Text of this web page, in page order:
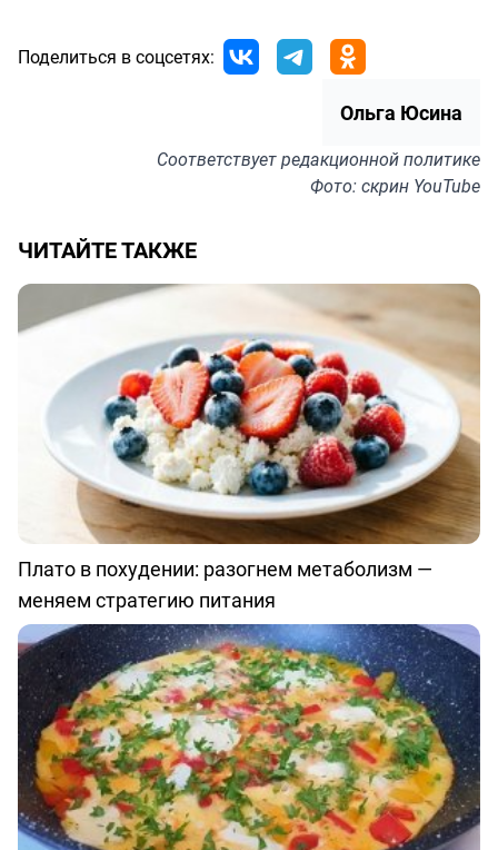
Поделиться в соцсетях:
Ольга Юсина
Соответствуетредакционной политике
Фото: скрин YouTube
ЧИТАЙТЕ ТАКЖЕ
Плато в похудении: разогнем метаболизм —
меняем стратегию питания